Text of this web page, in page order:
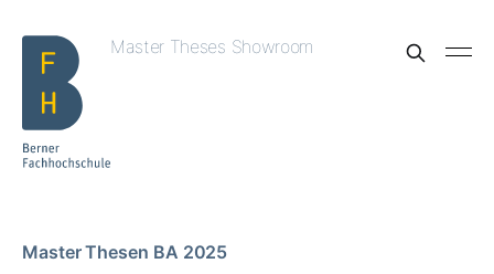
Master Theses Showroom
Master Thesen BA 2025